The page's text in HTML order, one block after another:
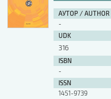
АУТОР / AUTHOR
-
UDK
316
ISBN
-
ISSN
1451-9739